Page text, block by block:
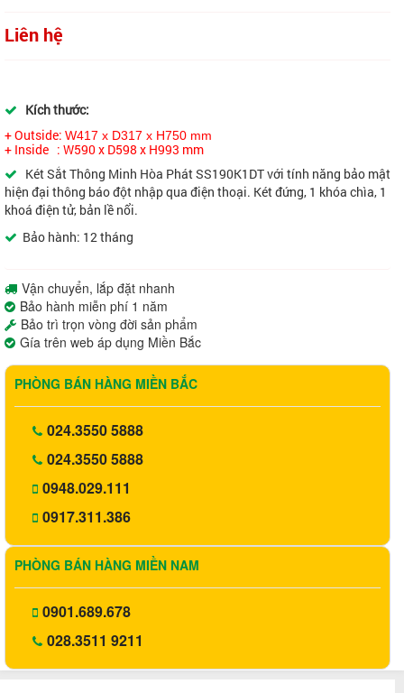
Liên hệ
Kích thước:
+ Outside: W417 x D317 x H750 mm
+ Inside : W590 x D598 x H993 mm
Két Sắt Thông Minh Hòa Phát SS190K1DT với tính năng bảo mật
hiện đại thông báo đột nhập qua điện thoại. Két đứng, 1 khóa chìa, 1
khoá điện tử, bản lề nổi.
Bảo hành: 12 tháng
Vận chuyển, lắp đặt nhanh
Bảo hành miễn phí 1 năm
Bảo trì trọn vòng đời sản phẩm
Gía trên web áp dụng Miền Bắc
PHÒNG BÁN HÀNG MIỀN BẮC
024.3550 5888
024.3550 5888
0948.029.111
0917.311.386
PHÒNG BÁN HÀNG MIỀN NAM
0901.689.678
028.3511 9211